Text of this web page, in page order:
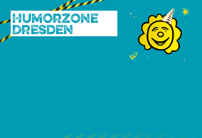
Humorzone
Dresden